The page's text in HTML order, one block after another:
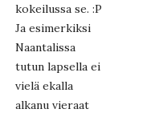
kokeilussa se. :P
Ja esimerkiksi
Naantalissa
tutun lapsella ei
vielä ekalla
alkanu vieraat